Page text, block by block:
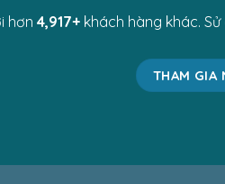
hơn 4,983+ khách hàng khác. Sử
THAM GIA